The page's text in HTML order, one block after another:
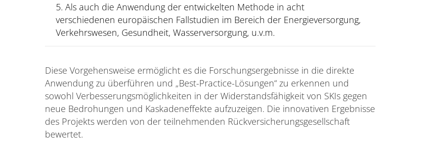
5. Als auch die Anwendung der entwickelten Methode in acht
verschiedenen europäischen Fallstudien im Bereich der Energieversorgung,
Verkehrswesen, Gesundheit, Wasserversorgung, u.v.m.
Diese Vorgehensweise ermöglicht es die Forschungsergebnisse in die direkte
Anwendung zu überführen und „Best-Practice-Lösungen“ zu erkennen und
sowohl Verbesserungsmöglichkeiten in der Widerstandsfähigkeit von SKIs gegen
neue Bedrohungen und Kaskadeneffekte aufzuzeigen. Die innovativen Ergebnisse
des Projekts werden von der teilnehmenden Rückversicherungsgesellschaft
bewertet.